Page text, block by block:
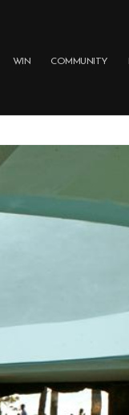
WIN COMMUNITY